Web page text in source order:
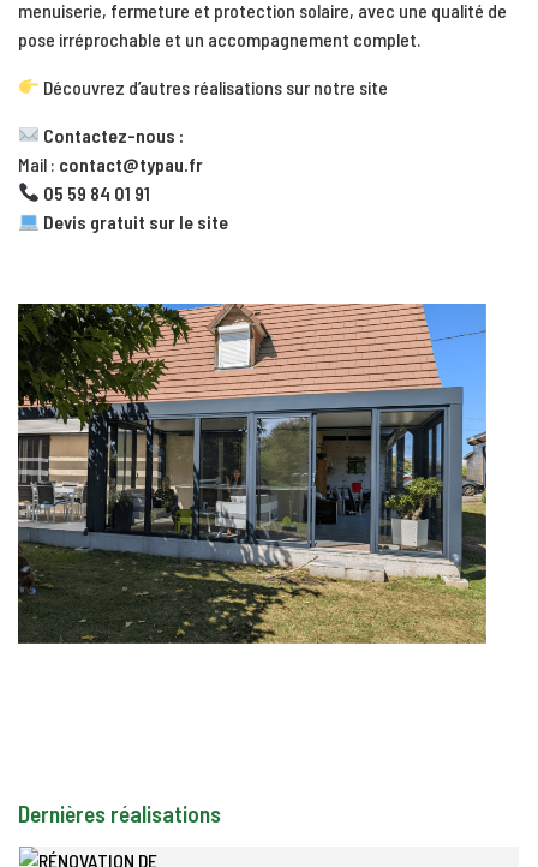
menuiserie, fermeture et protection solaire, avec une qualité de
pose irréprochable et un accompagnement complet.
Découvrez d’autres réalisations sur notre site
Contactez-nous :
Mail : contact@typau.fr
05 59 84 01 91
Devis gratuit sur le site
Dernières réalisations